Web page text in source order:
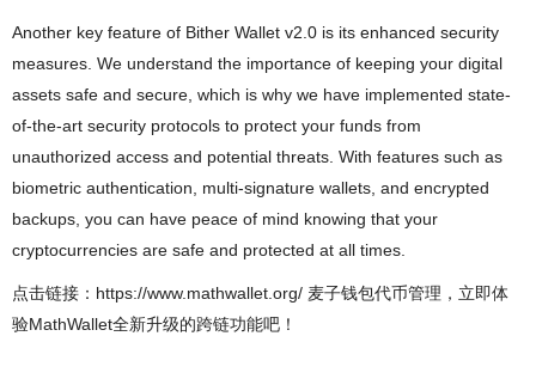
Another key feature of Bither Wallet v2.0 is its enhanced security
measures. We understand the importance of keeping your digital
assets safe and secure, which is why we have implemented state-
of-the-art security protocols to protect your funds from
unauthorized access and potential threats. With features such as
biometric authentication, multi-signature wallets, and encrypted
backups, you can have peace of mind knowing that your
cryptocurrencies are safe and protected at all times.
点击链接：https://www.mathwallet.org/ 麦子钱包代币管理，立即体
验MathWallet全新升级的跨链功能吧！